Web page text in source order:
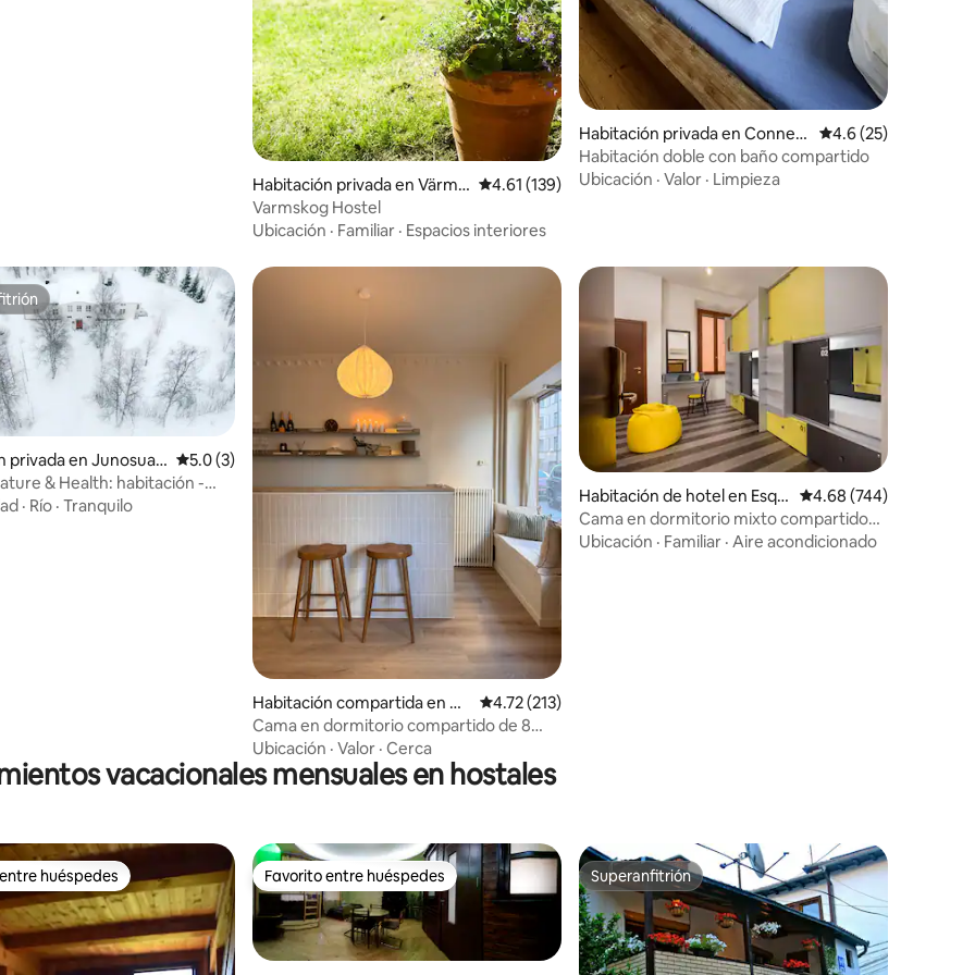
Habitación privada en Värms
kog
Calificación promedio: 4.61 de 5; 139 evaluaciones
4.61 (139)
Varmskog Hostel
Ubicación · Familiar · Espacios interiores
Habitación privada en Connew
itz
Calificación
4.6 (25)
Habitación doble con baño compartido
Ubicación · Valor · Limpieza
de 5; 33 evaluaciones
privada en Junosuan Calificación promedio: 5.0 de 5; 3 evaluaciones
5.0 (3)
& Health: habitación -
· Río · Tranquilo
Habitación compartida en Ku
ngsholmen
Calificación promedio: 4.72 de 5; 213 evaluaciones
4.72 (213)
Cama en dormitorio compartido de 8
camas
Ubicación · Valor · Cerca
Habitación de hotel en Esqui
lino
Calificación promedio:
4.68 (744)
Cama en dormitorio mixto compartido
de 4 camas con baño privado
Ubicación · Familiar · Aire acondicionado
vacacionales mensuales en hostales
huéspedes
huéspedes Favorito entre huéspedes
Favorito entre huéspedes Superanfitrión
Superanfitrión